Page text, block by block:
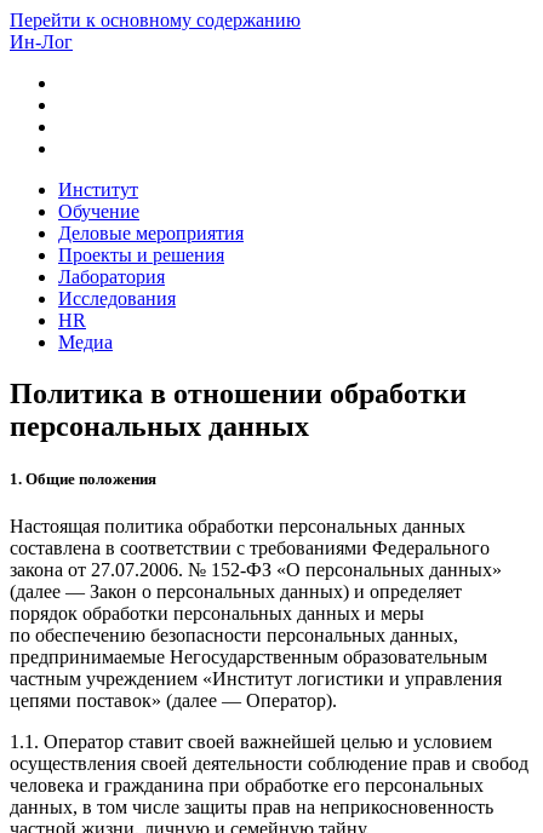
Перейти к основному содержанию
Ин-Лог
Институт
Обучение
Деловые мероприятия
Проекты и решения
Лаборатория
Исследования
HR
Медиа
Политика в отношении обработки
персональных данных
1. Общие положения
Настоящая политика обработки персональных данных
составлена в соответствии с требованиями Федерального
закона от 27.07.2006. № 152-ФЗ «О персональных данных»
(далее — Закон о персональных данных) и определяет
порядок обработки персональных данных и меры
по обеспечению безопасности персональных данных,
предпринимаемые Негосударственным образовательным
частным учреждением «Институт логистики и управления
цепями поставок» (далее — Оператор).
1.1. Оператор ставит своей важнейшей целью и условием
осуществления своей деятельности соблюдение прав и свобод
человека и гражданина при обработке его персональных
данных, в том числе защиты прав на неприкосновенность